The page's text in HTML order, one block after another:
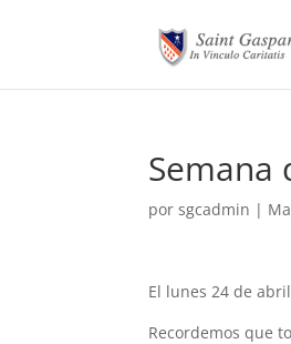
Semana
porsgcadmin |
El lunes 24 de
Recordemos que